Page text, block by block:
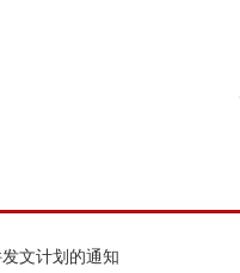
文计划的通知